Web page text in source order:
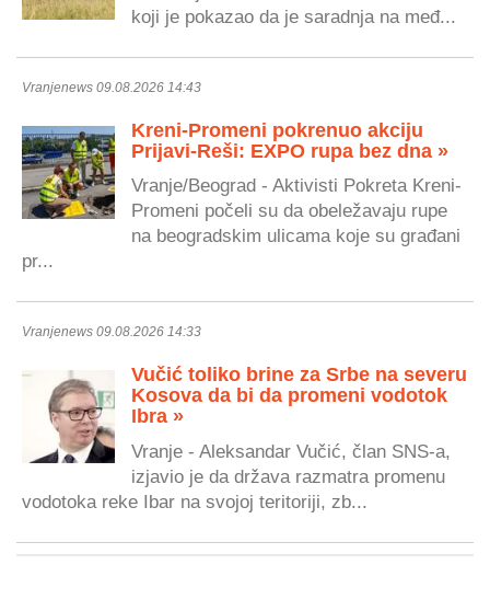
koji je pokazao da je saradnja na međ...
Vranjenews 09.08.2026 14:43
Kreni-Promeni pokrenuo akciju
Prijavi-Reši: EXPO rupa bez dna »
Vranje/Beograd - Aktivisti Pokreta Kreni-
Promeni počeli su da obeležavaju rupe
na beogradskim ulicama koje su građani
pr...
Vranjenews 09.08.2026 14:33
Vučić toliko brine za Srbe na severu
Kosova da bi da promeni vodotok
Ibra »
Vranje - Aleksandar Vučić, član SNS-a,
izjavio je da država razmatra promenu
vodotoka reke Ibar na svojoj teritoriji, zb...